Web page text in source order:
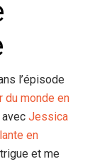
l’épisode
du monde en
Jessica
en
et me